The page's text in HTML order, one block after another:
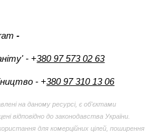
-
- +380 97 573 02 63
- +380 97 310 13 06
на даному ресурсі, є об'єктами
відповідно до законодавства України.
для комерційних цілей, поширення